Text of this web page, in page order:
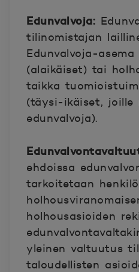
Edunvalvoja:
tilinomistajan
Edunvalvoja-
(alaikäiset) tai
taikka
(täysi-ikäiset, joille
edunvalvoja).
ehdoissa
tarkoitetaan
holhousasioiden
yleinen valtuutus
taloudellisten